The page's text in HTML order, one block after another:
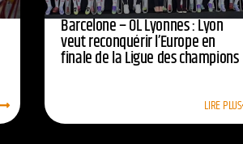
Barcelone – OL Lyonnes : Lyon
veut reconquérir l’Europe en
finale de la Ligue des champions
LIRE PLUS